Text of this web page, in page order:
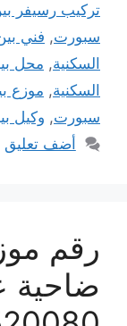
تركيب رسيفر
سبورت, فني
السكنية, محل
السكنية, موزع
سبورت, وكيل
أضف تعليق
رقم
ضاحية